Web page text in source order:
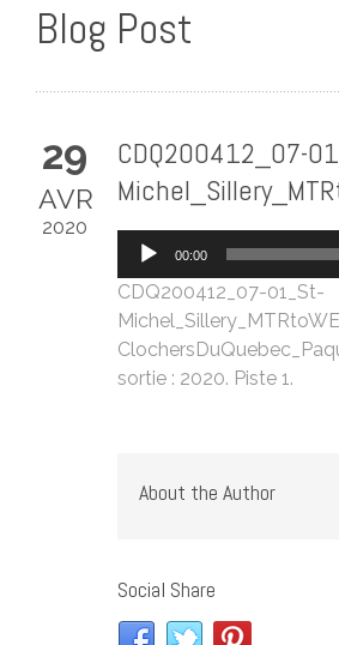
Blog Post
29
AVR
2020
CDQ200412_07-
Lecteur
00:00
CDQ200412_07-01_St-
sortie : 2020. Piste 1.
About the Author
Social Share